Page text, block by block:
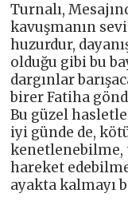
Turnalı,
kavuşmanın
huzurdur,
olduğu gibi bu
dargınlar
birer Fatiha
Bu güzel
iyi günde de,
kenetlenebilme,
hareket
ayakta kalmayı